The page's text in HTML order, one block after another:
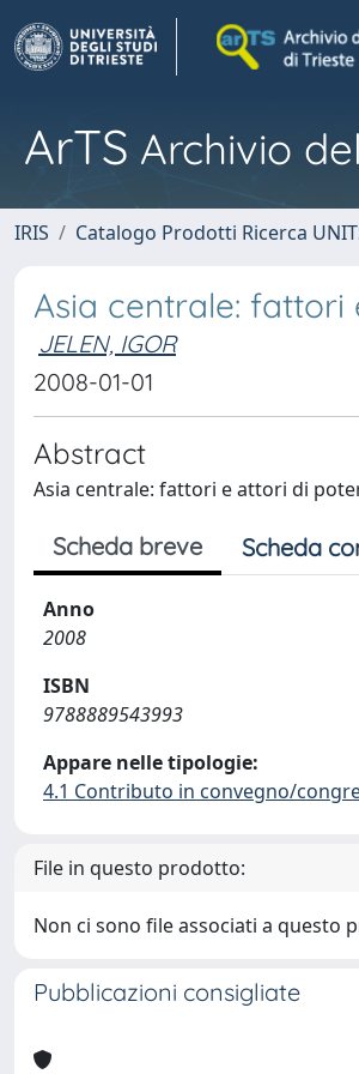
ArTS Archivio
IRIS Catalogo Prodotti Ricerca
Asia centrale:
JELEN, IGOR
2008-01-01
Abstract
Asia centrale: fattori e attori di
Scheda breve Scheda
Anno
2008
ISBN
9788889543993
Appare nelle tipologie:
4.1 Contributo in convegno/
File in questo prodotto:
Non ci sono file associati a questo
Pubblicazioni consigliate